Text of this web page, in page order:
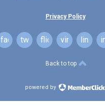
Privacy Policy
facebooktwitterflickr vimeo
Back to top
powered by